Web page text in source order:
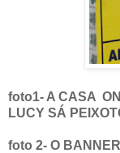
foto1- A CASA
LUCY SÁ
foto 2- O